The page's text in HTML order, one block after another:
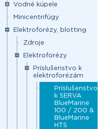
Vodné kúpele
Minicentrifúgy
Elektroforézy, blotting
Zdroje
Elektroforézy
Príslušenstvo k
elektroforézám
Príslušenstvo
k SERVA
BlueMarine
100 / 200 &
BlueMarine
HTS